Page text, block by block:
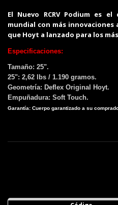
El Nuevo RCRV Podium es
mundial con más
que Hoyt a lanzado para los
Especificaciones:
Tamaño: 25".
25": 2,62 lbs / 1.190 gramos.
Geometría: Deflex Original Hoyt.
Empuñadura: Soft Touch.
Garantía: Cuerpo garantizado a su